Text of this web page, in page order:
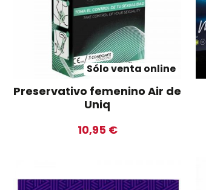
Sólo venta online
Preservativo femenino Air de
Uniq
10,95 €